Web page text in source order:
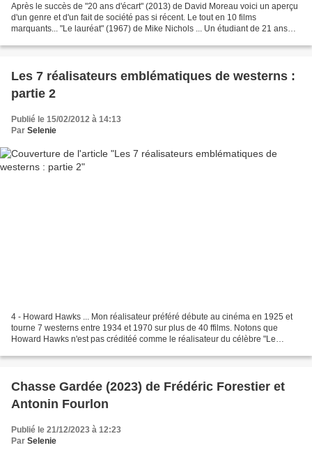
Après le succès de "20 ans d'écart" (2013) de David Moreau voici un aperçu
d'un genre et d'un fait de société pas si récent. Le tout en 10 films
marquants... "Le lauréat" (1967) de Mike Nichols ... Un étudiant de 21 ans
Les 7 réalisateurs emblématiques de westerns :
partie 2
Publié le 15/02/2012 à 14:13
Par Selenie
4 - Howard Hawks ... Mon réalisateur préféré débute au cinéma en 1925 et
tourne 7 westerns entre 1934 et 1970 sur plus de 40 ffilms. Notons que
Howard Hawks n'est pas créditéé comme le réalisateur du célèbre "Le
Chasse Gardée (2023) de Frédéric Forestier et
Antonin Fourlon
Publié le 21/12/2023 à 12:23
Par Selenie